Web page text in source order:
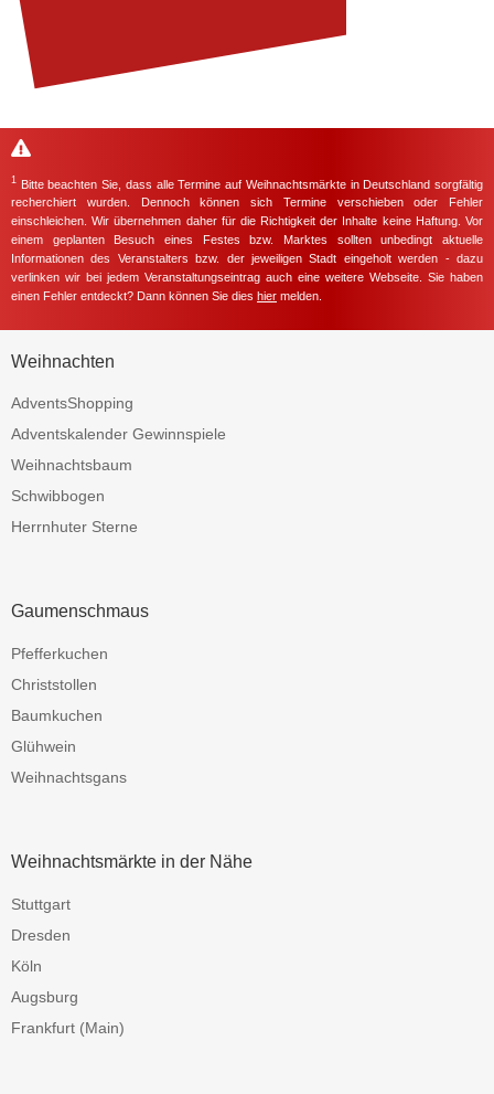
1
Bitte beachten Sie, dass alle Termine auf Weihnachtsmärkte in Deutschland sorgfältig
recherchiert wurden. Dennoch können sich Termine verschieben oder Fehler
einschleichen. Wir übernehmen daher für die Richtigkeit der Inhalte keine Haftung. Vor
einem geplanten Besuch eines Festes bzw. Marktes sollten unbedingt aktuelle
Informationen des Veranstalters bzw. der jeweiligen Stadt eingeholt werden - dazu
verlinken wir bei jedem Veranstaltungseintrag auch eine weitere Webseite. Sie haben
einen Fehler entdeckt? Dann können Sie dies hier melden.
Weihnachten
AdventsShopping
Adventskalender Gewinnspiele
Weihnachtsbaum
Schwibbogen
Herrnhuter Sterne
Gaumenschmaus
Pfefferkuchen
Christstollen
Baumkuchen
Glühwein
Weihnachtsgans
Weihnachtsmärkte in der Nähe
Stuttgart
Dresden
Köln
Augsburg
Frankfurt (Main)